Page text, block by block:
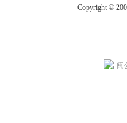
Copyright ©
闽